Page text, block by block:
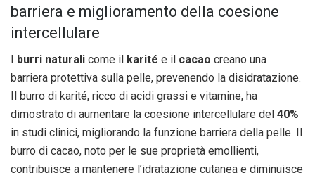
barriera e miglioramento della coesione
intercellulare
burri naturali come il karité e il cacao creano una
barriera protettiva sulla pelle, prevenendo la disidratazione.
Il burro di karité, ricco di acidi grassi e vitamine, ha
dimostrato di aumentare la coesione intercellulare del 40%
in studi clinici, migliorando la funzione barriera della pelle. Il
burro di cacao, noto per le sue proprietà emollienti,
contribuisce a mantenere l’idratazione cutanea e diminuisce